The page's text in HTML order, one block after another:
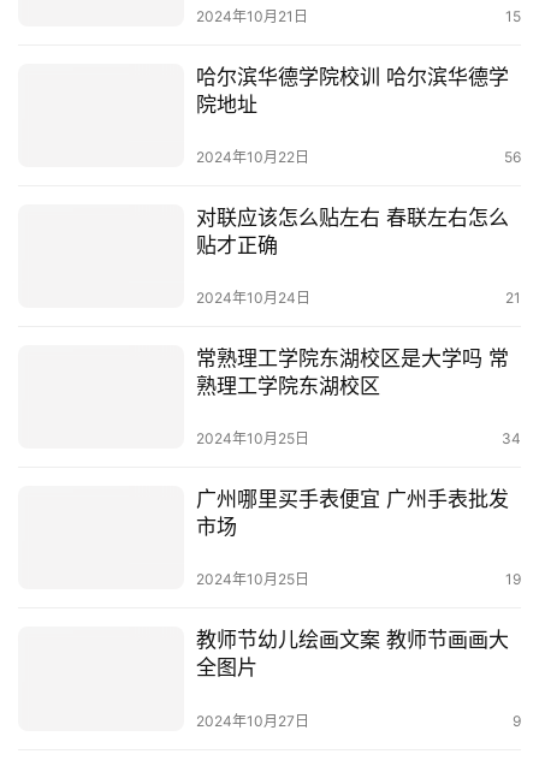
2024年10月21日 15
哈尔滨华德学院校训 哈尔滨华德学
院地址
2024年10月22日 56
对联应该怎么贴左右 春联左右怎么
贴才正确
2024年10月24日 21
常熟理工学院东湖校区是大学吗 常
熟理工学院东湖校区
2024年10月25日 34
广州哪里买手表便宜 广州手表批发
市场
2024年10月25日 19
教师节幼儿绘画文案 教师节画画大
全图片
2024年10月27日 9